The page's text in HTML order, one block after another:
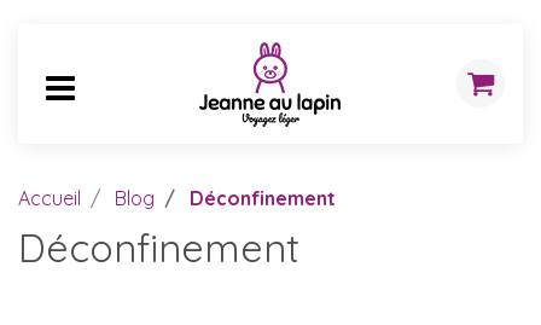
Accueil Blog Déconfinement
Déconfinement